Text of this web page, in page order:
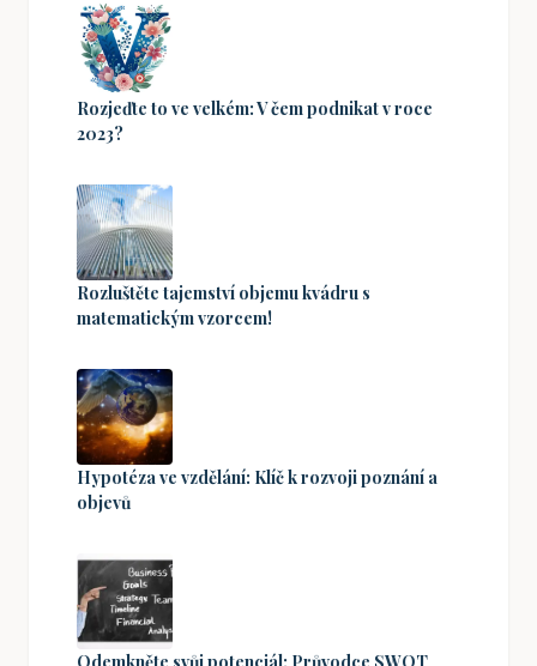
Rozjeďte to ve velkém: V čem podnikat v roce
2023?
Rozluštěte tajemství objemu kvádru s
matematickým vzorcem!
Hypotéza ve vzdělání: Klíč k rozvoji poznání a
objevů